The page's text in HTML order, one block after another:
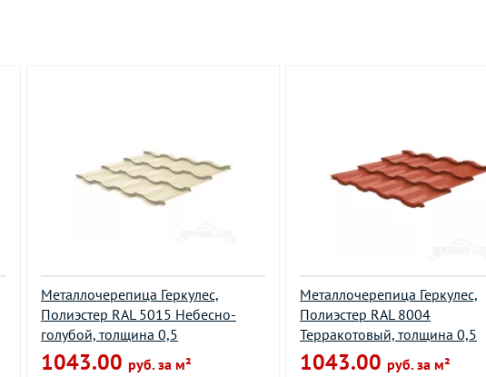
Металлочерепица Геркулес,
Полиэстер RAL 5015 Небесно-
голубой, толщина 0,5
1043.00 руб. за м²
Металлочерепица Геркулес,
Полиэстер RAL 8004
Терракотовый, толщина 0,5
1043.00 руб. за м²